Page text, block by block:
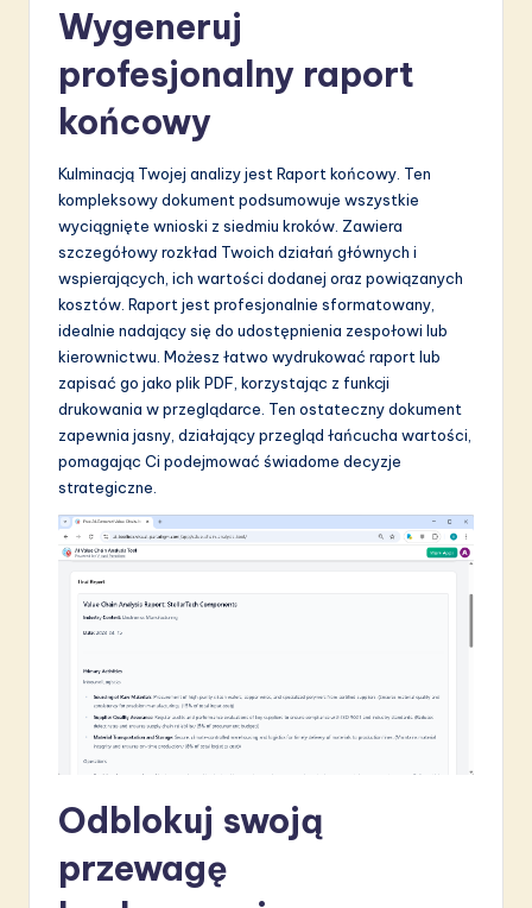
Wygeneruj
profesjonalny raport
końcowy
Kulminacją Twojej analizy jest Raport końcowy. Ten
kompleksowy dokument podsumowuje wszystkie
wyciągnięte wnioski z siedmiu kroków. Zawiera
szczegółowy rozkład Twoich działań głównych i
wspierających, ich wartości dodanej oraz powiązanych
kosztów. Raport jest profesjonalnie sformatowany,
idealnie nadający się do udostępnienia zespołowi lub
kierownictwu. Możesz łatwo wydrukować raport lub
zapisać go jako plik PDF, korzystając z funkcji
drukowania w przeglądarce. Ten ostateczny dokument
zapewnia jasny, działający przegląd łańcucha wartości,
pomagając Ci podejmować świadome decyzje
strategiczne.
Odblokuj swoją
przewagę